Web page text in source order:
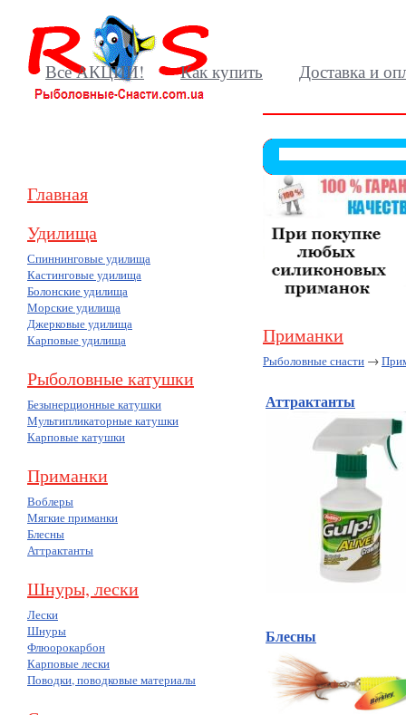
Все АКЦИИ! Как купить Доставка и
Главная
Удилища
Спиннинговые удилища
Кастинговые удилища
Болонские удилища
Морские удилища
Джерковые удилища
Карповые удилища
Рыболовные катушки
Безынерционные катушки
Мультипликаторные катушки
Карповые катушки
Приманки
Воблеры
Мягкие приманки
Блесны
Аттрактанты
Шнуры, лески
Лески
Шнуры
Флюорокарбон
Карповые лески
Поводки, поводковые материалы
Приманки
Рыболовные снасти →
Аттрактанты
Блесны